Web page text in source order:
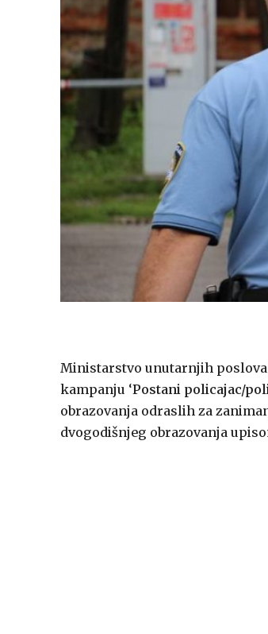
Ministarstvo unutarnjih
kampanju ‘Postani policajac/
obrazovanja odraslih za
dvogodišnjeg obrazovanja